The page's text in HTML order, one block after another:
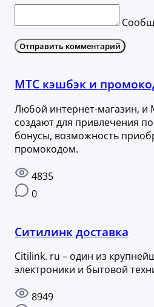
Отправить комментарий
МТС кэшбэк и
Любой интернет-магазин, и
создают для привлечения
бонусы, возможность
промокодом.
4835
0
Ситилинк доставка
Citilink. ru – один из
электроники и бытовой
8949